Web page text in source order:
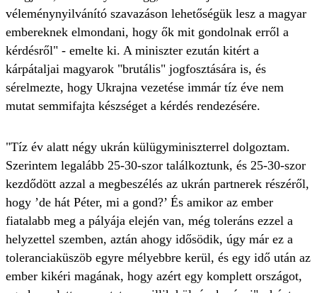
véleménynyilvánító szavazáson lehetőségük lesz a magyar
embereknek elmondani, hogy ők mit gondolnak erről a
kérdésről" - emelte ki. A miniszter ezután kitért a
kárpátaljai magyarok "brutális" jogfosztására is, és
sérelmezte, hogy Ukrajna vezetése immár tíz éve nem
mutat semmifajta készséget a kérdés rendezésére.
"Tíz év alatt négy ukrán külügyminiszterrel dolgoztam.
Szerintem legalább 25-30-szor találkoztunk, és 25-30-szor
kezdődött azzal a megbeszélés az ukrán partnerek részéről,
hogy ’de hát Péter, mi a gond?’ És amikor az ember
fiatalabb meg a pályája elején van, még toleráns ezzel a
helyzettel szemben, aztán ahogy idősödik, úgy már ez a
toleranciaküszöb egyre mélyebbre kerül, és egy idő után az
ember kikéri magának, hogy azért egy komplett országot,